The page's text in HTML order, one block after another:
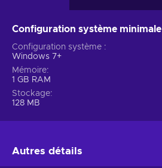
Configuration système minimale
Configuration système
Windows 7+
Mémoire
1 GB RAM
Stockage
128 MB
Autres détails